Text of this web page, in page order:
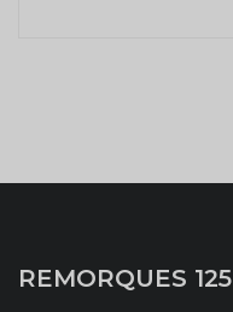
REMORQUES 125